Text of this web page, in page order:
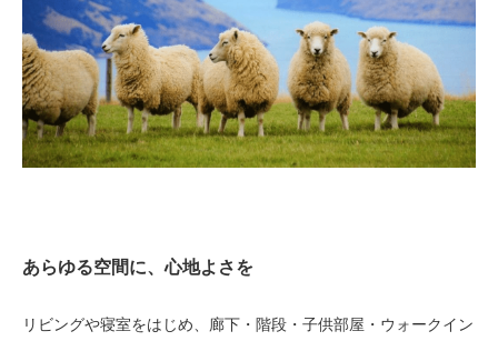
あらゆる空間に、心地よさを
リビングや寝室をはじめ、廊下・階段・子供部屋・ウォークイン